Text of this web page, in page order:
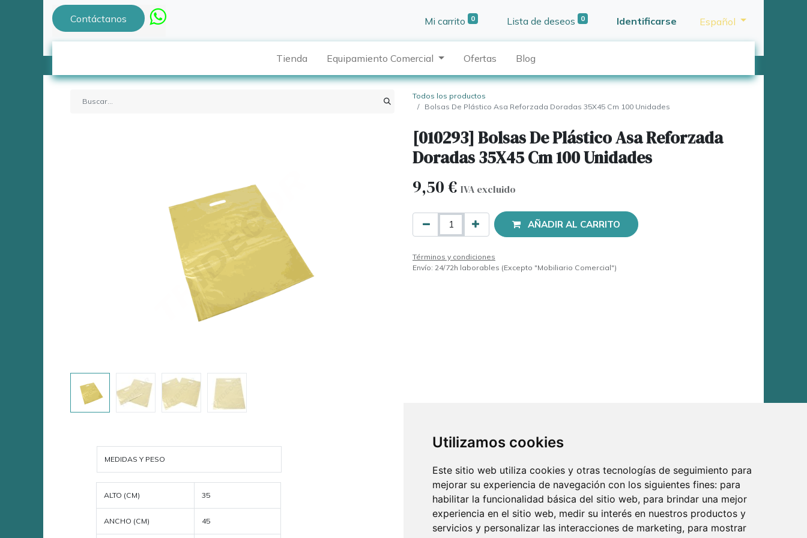
Utilizamos cookies
Este sitio web utiliza cookies y otras tecnologías de seguimiento para
mejorar su experiencia de navegación con los siguientes fines: para
habilitar la funcionalidad básica del sitio web, para brindar una mejor
experiencia en el sitio web, medir su interés en nuestros productos y
servicios y personalizar las interacciones de marketing, para mostrar
Contáctanos Mi carrito 0 Lista de deseos 0 Identificarse Español
Tienda Equipamiento Comercial Ofertas Blog
Todos los productos
Bolsas De Plástico Asa Reforzada Doradas 35X45 Cm 100 Unidades
[010293] Bolsas De Plástico Asa Reforzada
Doradas 35X45 Cm 100 Unidades
9,50€ IVA excluido
AÑADIR AL CARRITO
Términos y condiciones
Envío: 24/72h laborables (Excepto "Mobiliario Comercial")
MEDIDAS Y PESO
ALTO (CM) 35
ANCHO (CM) 45